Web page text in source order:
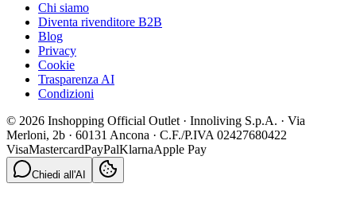
Chi siamo
Diventa rivenditore B2B
Blog
Privacy
Cookie
Trasparenza AI
Condizioni
© 2026 Inshopping Official Outlet · Innoliving S.p.A. · Via
Merloni, 2b · 60131 Ancona · C.F./P.IVA 02427680422
VisaMastercardPayPalKlarnaApple Pay
Chiedi all'AI